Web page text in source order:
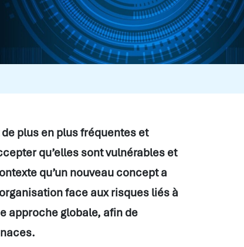
plus en plus fréquentes et
qu’elles sont vulnérables et
qu’un nouveau concept a
face aux risques liés à
approche globale, afin de